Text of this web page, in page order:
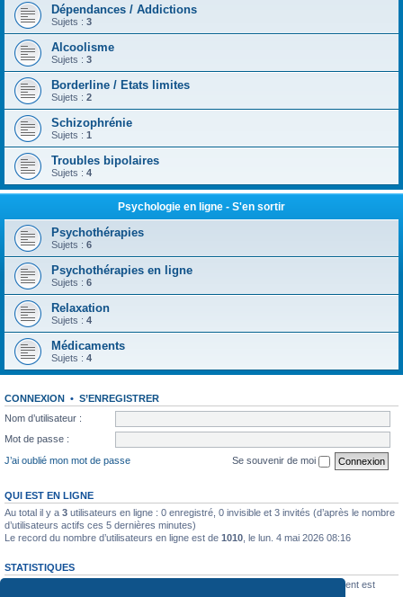
Dépendances / Addictions
Sujets : 3
Alcoolisme
Sujets : 3
Borderline / Etats limites
Sujets : 2
Schizophrénie
Sujets : 1
Troubles bipolaires
Sujets : 4
Psychologie en ligne - S'en sortir
Psychothérapies
Sujets : 6
Psychothérapies en ligne
Sujets : 6
Relaxation
Sujets : 4
Médicaments
Sujets : 4
CONNEXION • S’ENREGISTRER
Nom d’utilisateur :
Mot de passe :
J’ai oublié mon mot de passe
Se souvenir de moi
QUI EST EN LIGNE
Au total il y a 3 utilisateurs en ligne : 0 enregistré, 0 invisible et 3 invités (d’après le nombre
d’utilisateurs actifs ces 5 dernières minutes)
Le record du nombre d’utilisateurs en ligne est de 1010 , le lun. 4 mai 2026 08:16
STATISTIQUES
membres • Le membre enregistré le plus récent est